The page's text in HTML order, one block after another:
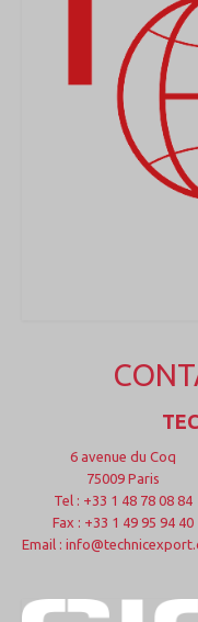
6 avenue du Coq
75009 Paris
Tel : +33 1 48 78 08 84
Fax : +33 1 49 95 94 40
Email :